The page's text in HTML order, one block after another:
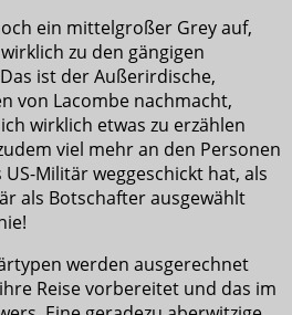
ein mittelgroßer Grey auf,
zu den gängigen
ist der Außerirdische,
von Lacombe nachmacht,
wirklich etwas zu erzählen
viel mehr an den Personen
Militär weggeschickt hat, als
als Botschafter ausgewählt
werden ausgerechnet
Reise vorbereitet und das im